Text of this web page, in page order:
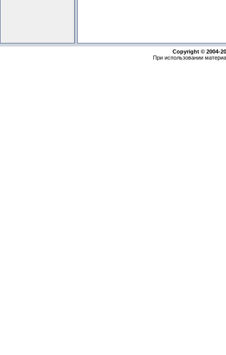
Copyright © 2004-
При использовании